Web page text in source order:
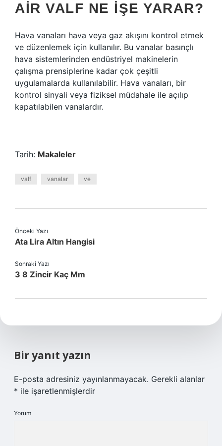
AIR VALF NE IŞE YARAR?
Hava vanaları hava veya gaz akışını kontrol etmek
ve düzenlemek için kullanılır. Bu vanalar basınçlı
hava sistemlerinden endüstriyel makinelerin
çalışma prensiplerine kadar çok çeşitli
uygulamalarda kullanılabilir. Hava vanaları, bir
kontrol sinyali veya fiziksel müdahale ile açılıp
kapatılabilen vanalardır.
Tarih: Makaleler
valf vanalar ve
Önceki Yazı
Ata Lira Altın Hangisi
Sonraki Yazı
3 8 Zincir Kaç Mm
Bir yanıt yazın
E-posta adresiniz yayınlanmayacak. Gerekli alanlar
* ile işaretlenmişlerdir
Yorum